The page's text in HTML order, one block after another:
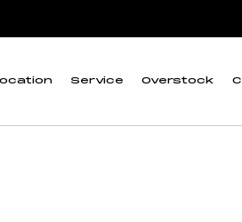
Service Overstock